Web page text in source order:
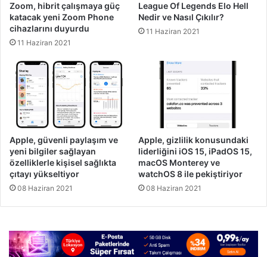
Zoom, hibrit çalışmaya güç
katacak yeni Zoom Phone
cihazlarını duyurdu
11 Haziran 2021
League Of Legends Elo Hell
Nedir ve Nasıl Çıkılır?
11 Haziran 2021
Apple, güvenli paylaşım ve
yeni bilgiler sağlayan
özelliklerle kişisel sağlıkta
çıtayı yükseltiyor
08 Haziran 2021
Apple, gizlilik konusundaki
liderliğini iOS 15, iPadOS 15,
macOS Monterey ve
watchOS 8 ile pekiştiriyor
08 Haziran 2021